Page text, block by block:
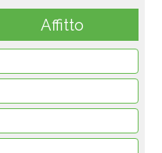
Affitto